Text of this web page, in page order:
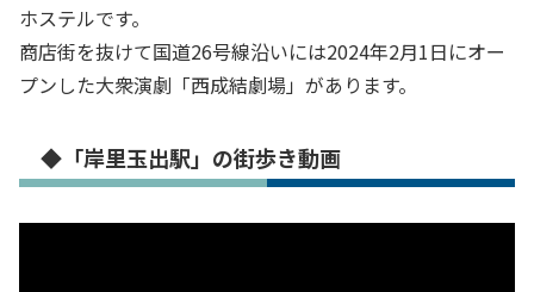
ホステルです。
商店街を抜けて国道26号線沿いには2024年2月1日にオー
プンした大衆演劇「西成結劇場」があります。
◆「岸里玉出駅」の街歩き動画